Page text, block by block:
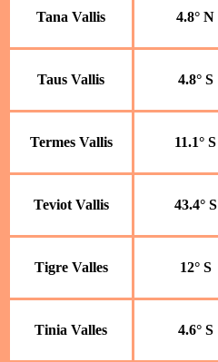
Tana Vallis 4.8° N
Taus Vallis 4.8° S
Termes Vallis 11.1° S
Teviot Vallis 43.4° S
Tigre Valles 12° S
Tinia Valles 4.6° S